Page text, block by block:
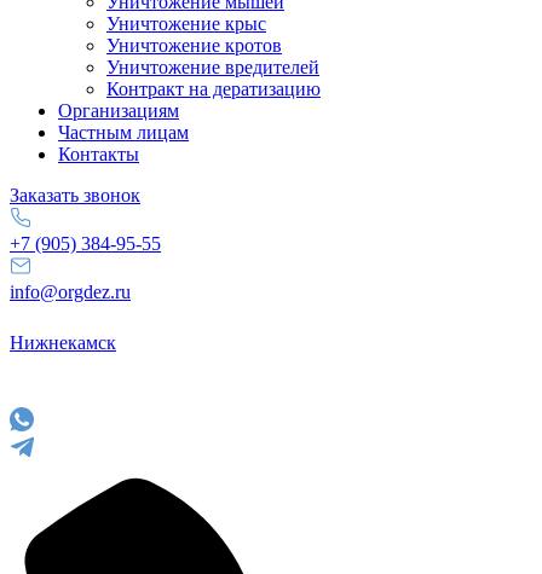
Уничтожение крыс
Уничтожение кротов
Уничтожение вредителей
Контракт на дератизацию
Организациям
Частным лицам
Контакты
Заказать звонок
+7 (905) 384-95-55
info@orgdez.ru
Нижнекамск